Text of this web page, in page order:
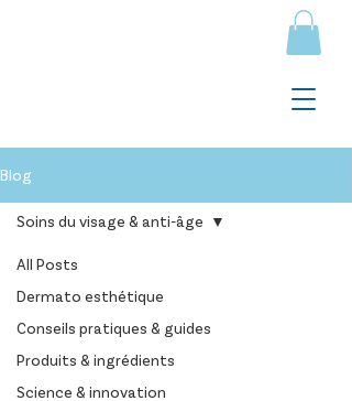
Blog
All Posts
Dermato esthétique
Conseils pratiques & guides
Produits & ingrédients
Science & innovation
Soins du visage & anti-âge